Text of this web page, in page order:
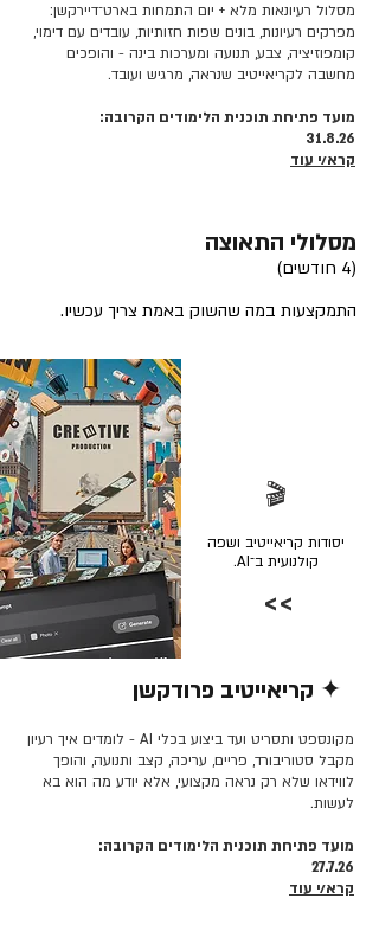
מסלול רעיונאות מלא + יום התמחות בארט־דיירקשן:
מפרקים רעיונות, בונים שפות חזותיות, עובדים עם דימוי,
קומפוזיציה, צבע, תנועה ומערכות בינה - והופכים
מחשבה לקריאייטיב שנראה, מרגיש ועובד.
מועד פתיחת תוכנית הלימודים הקרובה:
31.8.26
קרא/י עוד
מסלולי התאוצה
(4 חודשים)
התמקצעות במה שהשוק באמת צריך עכשיו.
🎬
יסודות קריאייטיב ושפה
קולנועית ב־AI.
>>
✦ קריאייטיב פרודקשן
מקונספט ותסריט ועד ביצוע בכלי AI - לומדים איך רעיון
מקבל סטוריבורד, פריים, עריכה, קצב ותנועה, והופך
לווידאו שלא רק נראה מקצועי, אלא יודע מה הוא בא
לעשות.
מועד פתיחת תוכנית הלימודים הקרובה:
27.7.26
קרא/י עוד